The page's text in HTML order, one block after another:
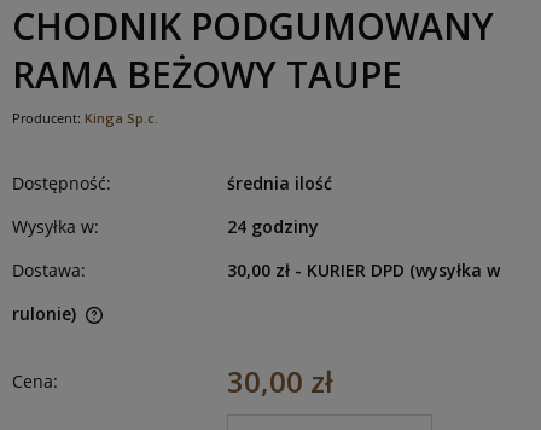
CHODNIK PODGUMOWANY
RAMA BEŻOWY TAUPE
Producent: Kinga Sp.c.
Dostępność:
średnia ilość
Wysyłka w:
24 godziny
Dostawa:
30,00 zł - KURIER DPD (wysyłka w
rulonie)
Cena: 30,00 zł